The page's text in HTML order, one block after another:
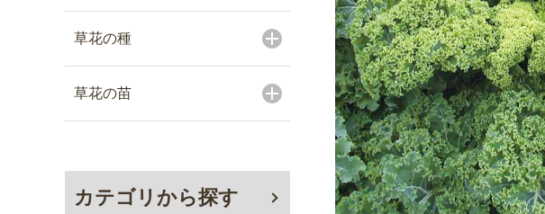
草花の種
草花の苗
カテゴリから探す